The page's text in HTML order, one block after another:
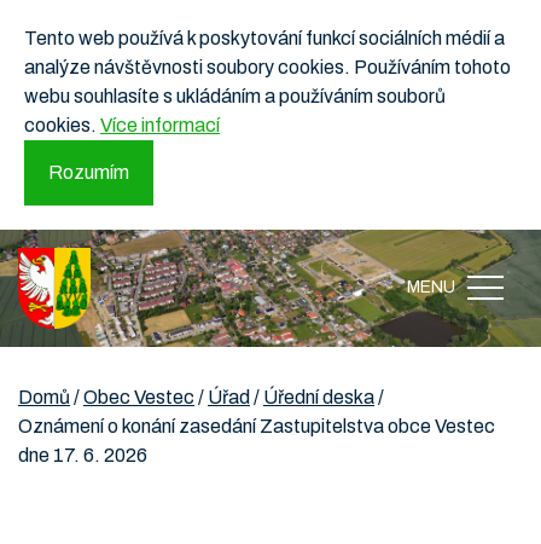
Tento web používá k poskytování funkcí sociálních médií a
analýze návštěvnosti soubory cookies. Používáním tohoto
webu souhlasíte s ukládáním a používáním souborů
cookies. Více informací
Rozumím
MENU
Domů /Obec Vestec / Úřad / Úřední deska/
Oznámení o konání zasedání Zastupitelstva obce Vestec
dne 17. 6. 2026